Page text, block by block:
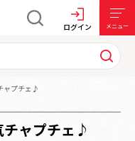
ログイン メニュー
ャプチェ♪
チャプチェ♪